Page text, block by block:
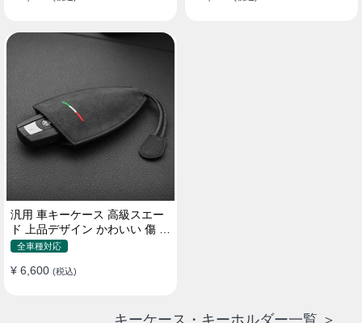
汎用 車キーケース 高級スエー
ド 上品デザイン かわいい 傷 汚
れ防止 高級 オシャレ キーホル
全車種対応
¥ 6,600 (税込)